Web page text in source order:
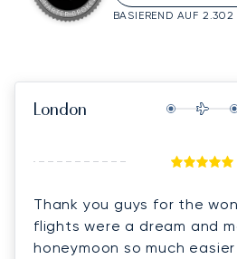
BASIEREND AUF 2.302
London
Thank you guys for the
flights were a dream and
honeymoon so much